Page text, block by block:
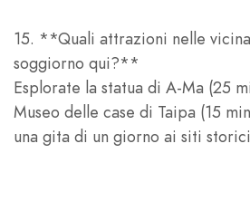
15. **Quali attrazioni nelle
soggiorno qui?**
Esplorate la statua di A-Ma (25
Museo delle case di Taipa (15
una gita di un giorno ai siti